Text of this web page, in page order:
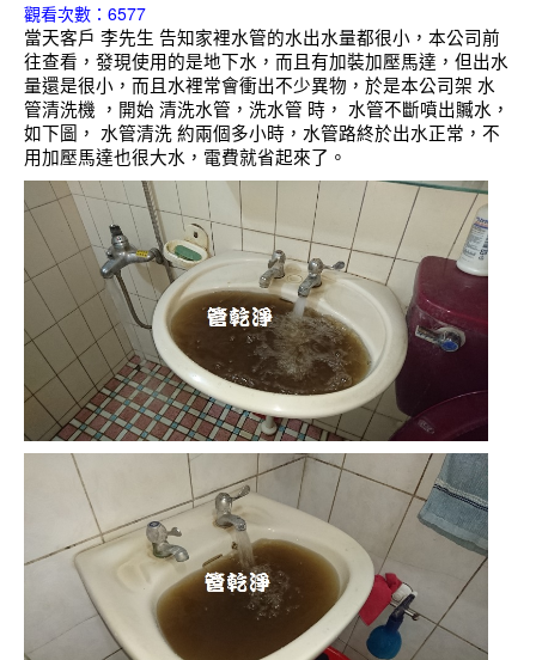
觀看次數：6577
當天客戶 李先生 告知家裡水管的水出水量都很小，本公司前
往查看，發現使用的是地下水，而且有加裝加壓馬達，但出水
量還是很小，而且水裡常會衝出不少異物，於是本公司架 水
管清洗機 ，開始 清洗水管，洗水管 時， 水管不斷噴出贓水，
如下圖， 水管清洗 約兩個多小時，水管路終於出水正常，不
用加壓馬達也很大水，電費就省起來了。